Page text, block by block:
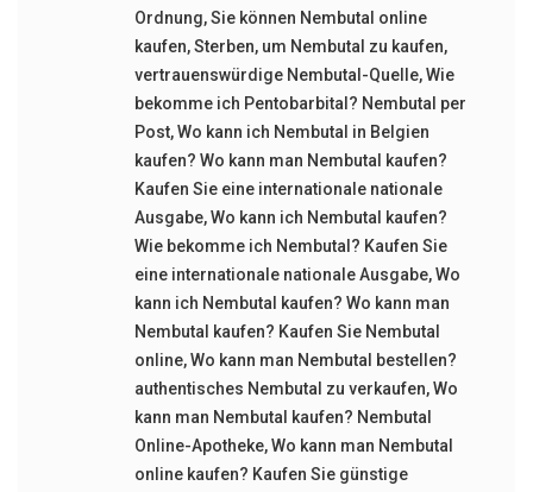
Ordnung,Sie können Nembutal online
kaufen,Sterben, um Nembutal zu kaufen,
vertrauenswürdige Nembutal-Quelle,Wie
bekomme ich Pentobarbital? Nembutal per
Post,Wo kann ich Nembutal in Belgien
kaufen? Wo kann man Nembutal kaufen?
Kaufen Sie eine internationale nationale
Ausgabe,Wo kann ich Nembutal kaufen?
Wie bekomme ich Nembutal? Kaufen Sie
eine internationale nationale Ausgabe,Wo
kann ich Nembutal kaufen? Wo kann man
Nembutal kaufen? Kaufen Sie Nembutal
online,Wo kann man Nembutal bestellen?
authentisches Nembutal zu verkaufen,Wo
kann man Nembutal kaufen? Nembutal
Online-Apotheke,Wo kann man Nembutal
online kaufen? Kaufen Sie günstige